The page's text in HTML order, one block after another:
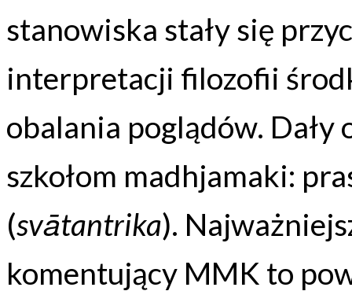
stanowiska stały się
interpretacji filozofii
obalania poglądów. Dały
szkołom madhjamaki:
(svātantrika).
komentujący MMK to